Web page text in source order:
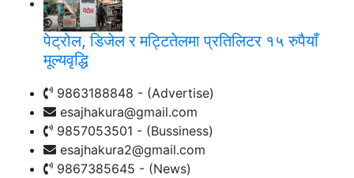
पेट्रोल, डिजेल र मट्टितेलमा प्रतिलिटर १५ रुपैयाँ
मूल्यवृद्धि
9863188848 - (Advertise)
esajhakura@gmail.com
9857053501 - (Bussiness)
esajhakura2@gmail.com
9867385645 - (News)